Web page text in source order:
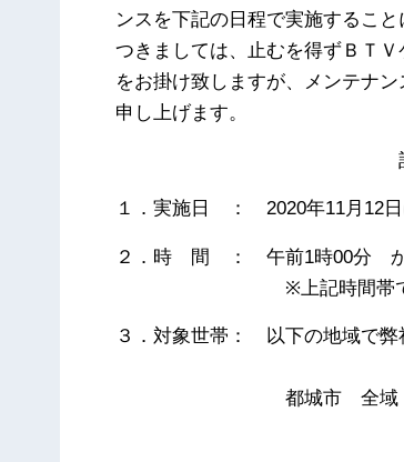
ンスを下記の日程で実施すること
つきましては、止むを得ずＢＴ
をお掛け致しますが、メンテナ
申し上げます。
１．実施日 ： 2020年11月12
２．時 間 ： 午前1時00分
※上記時間帯で断続的
３．対象世帯： 以下の地域で弊
都城市 全域